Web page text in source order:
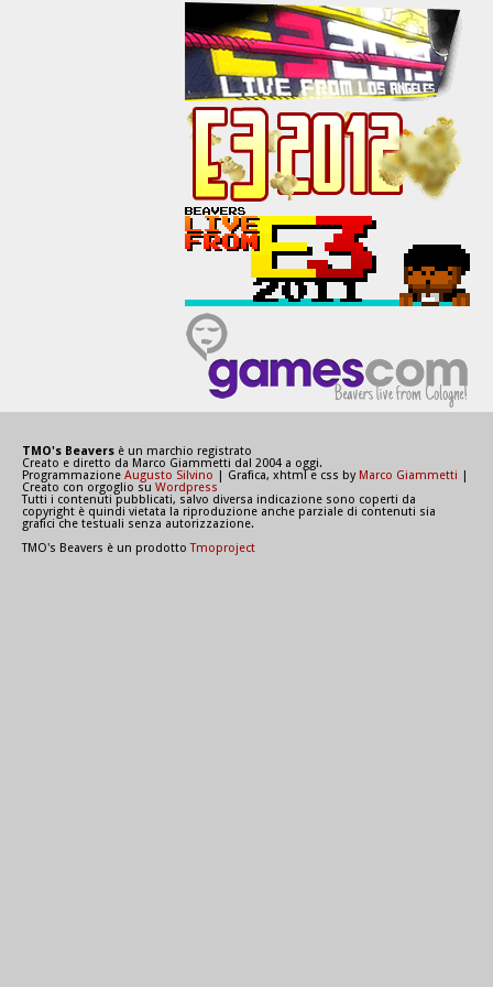
TMO's Beavers è un marchio registrato
Creato e diretto da Marco Giammetti dal 2004 a oggi.
Programmazione Augusto Silvino | Grafica, xhtml e css byMarco Giammetti |
Creato con orgoglio su Wordpress
Tutti i contenuti pubblicati, salvo diversa indicazione sono coperti da
copyright è quindi vietata la riproduzione anche parziale di contenuti sia
grafici che testuali senza autorizzazione.
TMO's Beavers è un prodottoTmoproject